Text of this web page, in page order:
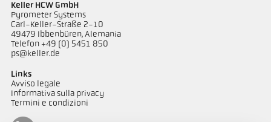
Keller HCW GmbH
Pyrometer Systems
Carl-Keller-Straße 2-10
49479 Ibbenbüren, Alemania
Telefon +49 (0) 5451 850
ps@keller.de
Links
Avviso legale
Informativa sulla privacy
Termini e condizioni